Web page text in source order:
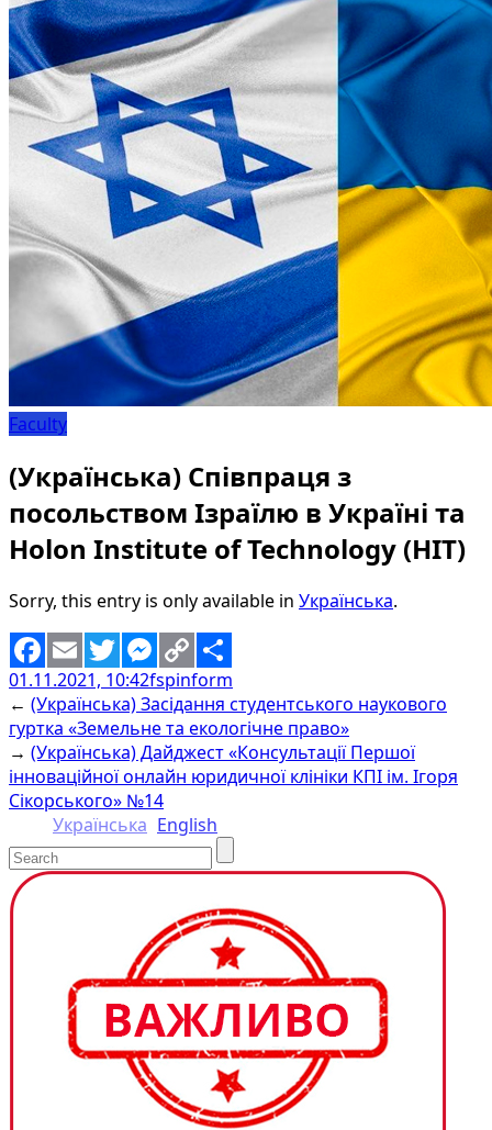
Faculty
(Українська) Співпраця з
посольством Ізраїлю в Україні та
Holon Institute of Technology (HIT)
Sorry, this entry is only available in Українська.
Facebook
EmailTwitterMessenger
Copy
Link
Share
01.11.2021, 10:42fspinform
← (Українська) Засідання студентського наукового
гуртка «Земельне та екологічне право»
→ (Українська) Дайджест «Консультації Першої
інноваційної онлайн юридичної клініки КПІ ім. Ігоря
Сікорського» №14
Українська English